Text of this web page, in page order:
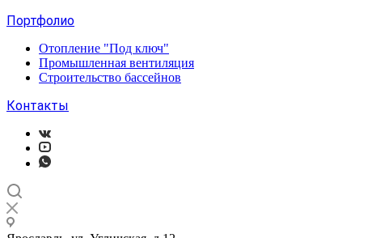
Портфолио
Отопление "Под ключ"
Промышленная вентиляция
Строительство бассейнов
Контакты